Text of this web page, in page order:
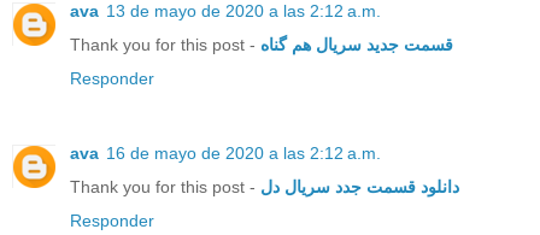
ava 13 de mayo de 2020 a las 2:12 a.m.
Thank you for this post - قسمت جدید سریال هم گناه
Responder
ava 16 de mayo de 2020 a las 2:12 a.m.
Thank you for this post - دانلود قسمت جدد سریال دل
Responder